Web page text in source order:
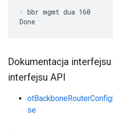
bbr mgmt dua 160
Done
Dokumentacja
interfejsu API
se